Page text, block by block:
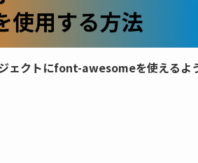
ェクトにfont-awesomeを使えるよ